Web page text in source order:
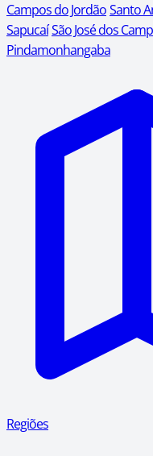
Campos do JordãoSanto
SapucaíSão José dos
Pindamonhangaba
Regiões